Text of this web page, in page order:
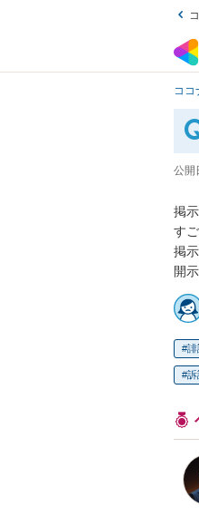
ココ
公開
掲
す
掲
開
誹
訴